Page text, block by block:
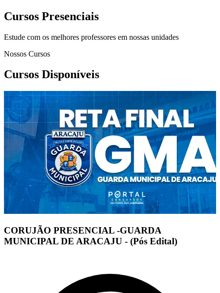
Cursos Presenciais
Estude com os melhores professores em nossas unidades
Nossos Cursos
Cursos Disponíveis
CORUJÃO PRESENCIAL -GUARDA
MUNICIPAL DE ARACAJU - (Pós Edital)